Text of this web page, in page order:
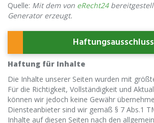
Quelle: Mit dem von eRecht24
Generator erzeugt.
Haftung für Inhalte
Die Inhalte unserer Seiten wurden mit
Für die Richtigkeit, Vollständigkeit und
können wir jedoch keine Gewähr
Diensteanbieter sind wir gemäß § 7 Abs.1
Inhalte auf diesen Seiten nach den